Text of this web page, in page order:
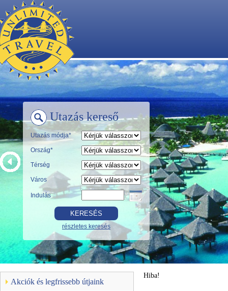
Utazás kereső
Utazás módja*
Ország*
Térség
Város
Indulás
részletes keresés
Akciók és legfrissebb útjaink
Hiba!